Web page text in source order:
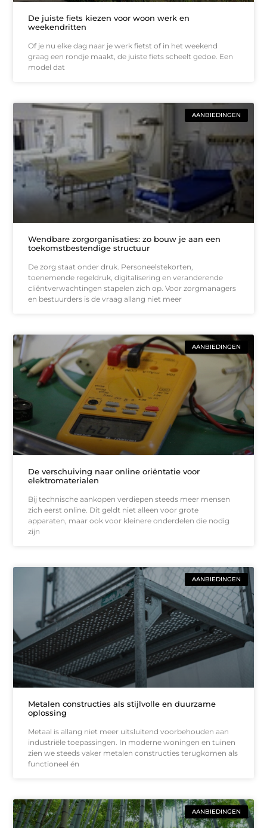
De juiste fiets kiezen voor woon werk en
weekendritten
Of je nu elke dag naar je werk fietst of in het weekend
graag een rondje maakt, de juiste fiets scheelt gedoe. Een
model dat
AANBIEDINGEN
Wendbare zorgorganisaties: zo bouw je aan een
toekomstbestendige structuur
De zorg staat onder druk. Personeelstekorten,
toenemende regeldruk, digitalisering en veranderende
cliëntverwachtingen stapelen zich op. Voor zorgmanagers
en bestuurders is de vraag allang niet meer
AANBIEDINGEN
De verschuiving naar online oriëntatie voor
elektromaterialen
Bij technische aankopen verdiepen steeds meer mensen
zich eerst online. Dit geldt niet alleen voor grote
apparaten, maar ook voor kleinere onderdelen die nodig
zijn
AANBIEDINGEN
Metalen constructies als stijlvolle en duurzame
oplossing
Metaal is allang niet meer uitsluitend voorbehouden aan
industriële toepassingen. In moderne woningen en tuinen
zien we steeds vaker metalen constructies terugkomen als
functioneel én
AANBIEDINGEN